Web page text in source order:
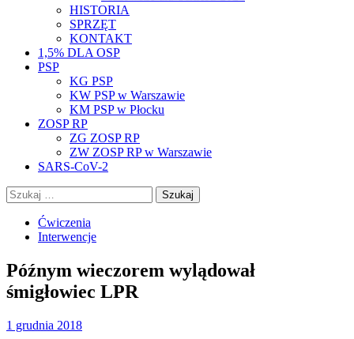
HISTORIA
SPRZĘT
KONTAKT
1,5% DLA OSP
PSP
KG PSP
KW PSP w Warszawie
KM PSP w Płocku
ZOSP RP
ZG ZOSP RP
ZW ZOSP RP w Warszawie
SARS-CoV-2
Szukaj:
Ćwiczenia
Interwencje
Późnym wieczorem wylądował
śmigłowiec LPR
1 grudnia 2018